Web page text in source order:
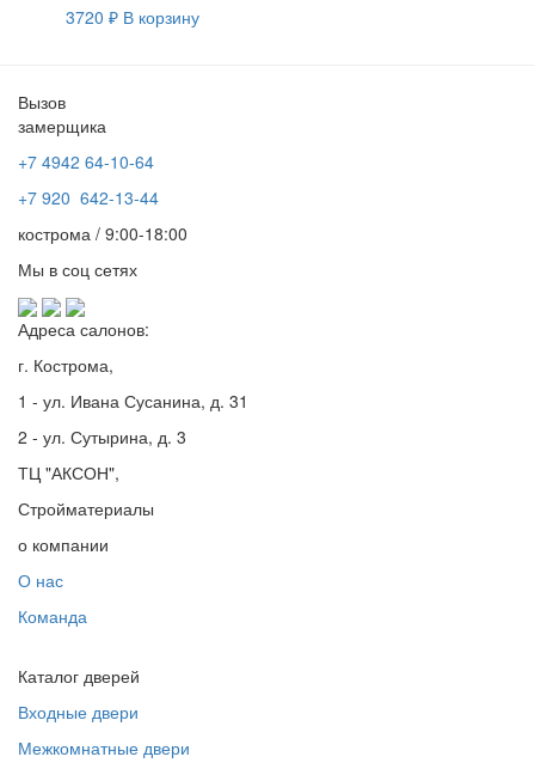
3720 ₽ В корзину
Вызов
замерщика
+7 4942 64-10-64
+7 920 642-13-44
кострома / 9:00-18:00
Мы в соц сетях
Адреса салонов:
г. Кострома,
1 - ул. Ивана Сусанина, д. 31
2 - ул. Сутырина, д. 3
ТЦ "АКСОН",
Стройматериалы
о компании
О нас
Команда
Каталог дверей
Входные двери
Межкомнатные двери